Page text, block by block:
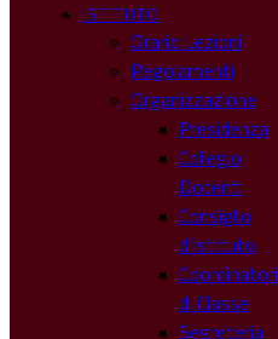
ISTITUTO
Orario Lezioni
Regolamenti
Organizzazione
Presidenza
Collegio
Docenti
Consiglio
d’Istituto
Coordinatori
di Classe
Segreteria